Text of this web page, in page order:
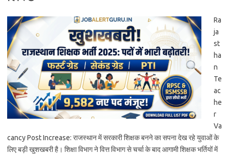
Ra
ja
st
ha
n
Te
ac
he
r
Va
cancy Post Increase: राजस्थान में सरकारी शिक्षक बनने का सपना देख रहे युवाओं के
लिए बड़ी खुशखबरी है। शिक्षा विभाग ने वित्त विभाग से चर्चा के बाद आगामी शिक्षक भर्तियों में